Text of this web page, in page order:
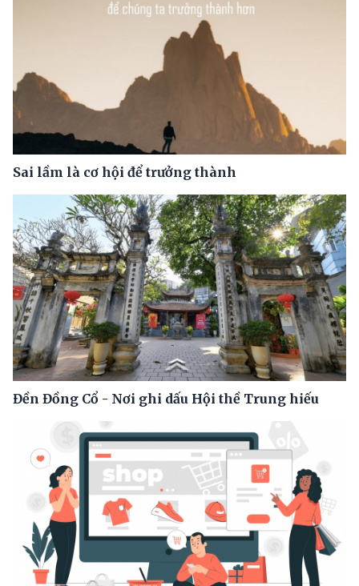
Sai lầm là cơ hội để trưởng thành
Đền Đồng Cổ - Nơi ghi dấu Hội thề Trung hiếu